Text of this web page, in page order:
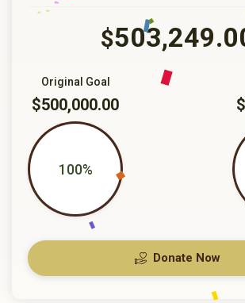
$
Original Goal
$500,000.00
100%
Donate Now